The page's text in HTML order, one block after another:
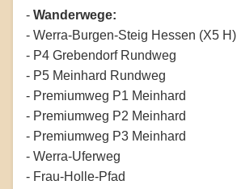
- Wanderwege:
- Werra-Burgen-Steig Hessen (X5 H)
- P4 Grebendorf Rundweg
- P5 Meinhard Rundweg
- Premiumweg P1 Meinhard
- Premiumweg P2 Meinhard
- Premiumweg P3 Meinhard
- Werra-Uferweg
- Frau-Holle-Pfad